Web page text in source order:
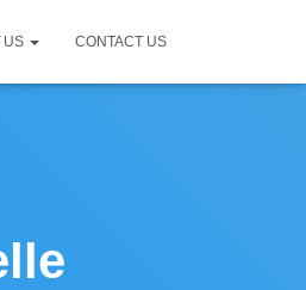
US CONTACT US